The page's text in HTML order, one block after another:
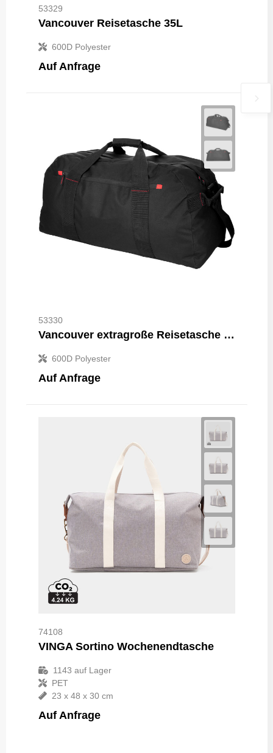
53329
Vancouver Reisetasche 35L
600D Polyester
Auf Anfrage
53330
Vancouver extragroße Reisetasche 75L
600D Polyester
Auf Anfrage
74108
VINGA Sortino Wochenendtasche
1143 auf Lager
PET
23 x 48 x 30 cm
Auf Anfrage